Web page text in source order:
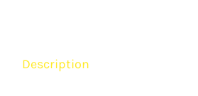
2013
Description